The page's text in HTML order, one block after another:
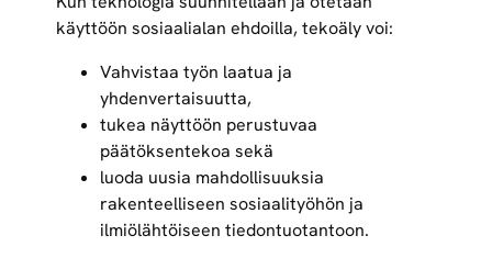
käyttöön sosiaalialan ehdoilla, tekoäly voi:
Vahvistaa työn laatua ja
yhdenvertaisuutta,
tukea näyttöön perustuvaa
päätöksentekoa sekä
luoda uusia mahdollisuuksia
rakenteelliseen sosiaalityöhön ja
ilmiölähtöiseen tiedontuotantoon.